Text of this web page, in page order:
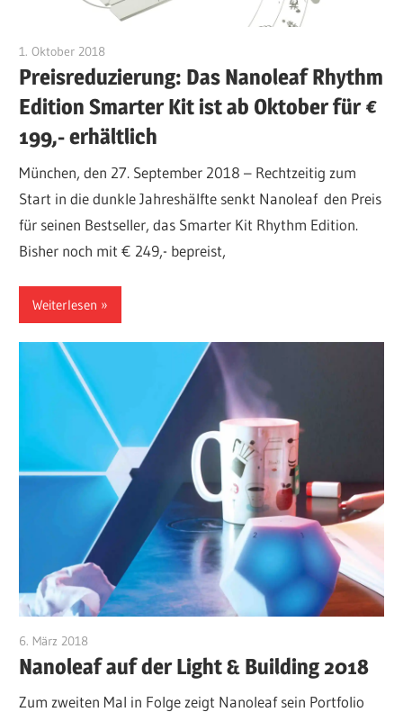
1. Oktober 2018
Preisreduzierung: Das Nanoleaf Rhythm
Edition Smarter Kit ist ab Oktober für €
199,- erhältlich
München, den 27. September 2018 – Rechtzeitig zum
Start in die dunkle Jahreshälfte senkt Nanoleaf den Preis
für seinen Bestseller, das Smarter Kit Rhythm Edition.
Bisher noch mit € 249,- bepreist,
Weiterlesen
6. März 2018
Nanoleaf auf der Light & Building 2018
Zum zweiten Mal in Folge zeigt Nanoleaf sein Portfolio